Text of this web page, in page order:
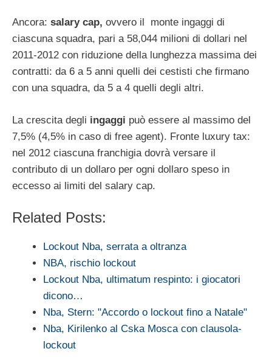
Ancora: salary cap, ovvero il monte ingaggi di
ciascuna squadra, pari a 58,044 milioni di dollari nel
2011-2012 con riduzione della lunghezza massima dei
contratti: da 6 a 5 anni quelli dei cestisti che firmano
con una squadra, da 5 a 4 quelli degli altri.
La crescita degli ingaggi può essere al massimo del
7,5% (4,5% in caso di free agent). Fronte luxury tax:
nel 2012 ciascuna franchigia dovrà versare il
contributo di un dollaro per ogni dollaro speso in
eccesso ai limiti del salary cap.
Related Posts:
Lockout Nba, serrata a oltranza
NBA, rischio lockout
Lockout Nba, ultimatum respinto: i giocatori
dicono…
Nba, Stern: "Accordo o lockout fino a Natale"
Nba, Kirilenko al Cska Mosca con clausola-
lockout